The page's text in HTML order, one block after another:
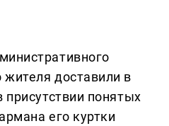
жителя доставили в
присутствии понятых
его куртки